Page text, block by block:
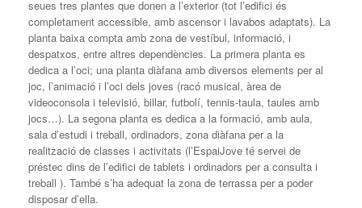
seues tres plantes que donen a l’exterior (tot l’edifici és
completament accessible, amb ascensor i lavabos adaptats). La
planta baixa compta amb zona de vestíbul, informació, i
despatxos, entre altres dependències. La primera planta es
dedica a l’oci; una planta diàfana amb diversos elements per al
joc, l’animació i l’oci dels joves (racó musical, àrea de
videoconsola i televisió, billar, futbolí, tennis-taula, taules amb
jocs…). La segona planta es dedica a la formació, amb aula,
sala d’estudi i treball, ordinadors, zona diàfana per a la
realització de classes i activitats (l’EspaiJove té servei de
préstec dins de l’edifici de tablets i ordinadors per a consulta i
treball ). També s’ha adequat la zona de terrassa per a poder
disposar d’ella.